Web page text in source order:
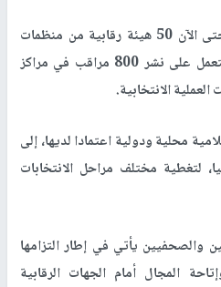
وأوضحت اللجنة أنها اعتمدت حتى الآن 50 هيئة رقابية من منظمات
المجتمع المدني الفلسطينية، ستعمل على نشر 800 مراقب في مراكز
الانتخابية.
52 مؤسسة إعلامية محلية ودولية اعتمادا لديها، إلى
لتغطية مختلف مراحل الانتخابات
والصحفيين يأتي في إطار التزامها
المجال أمام الجهات الرقابية